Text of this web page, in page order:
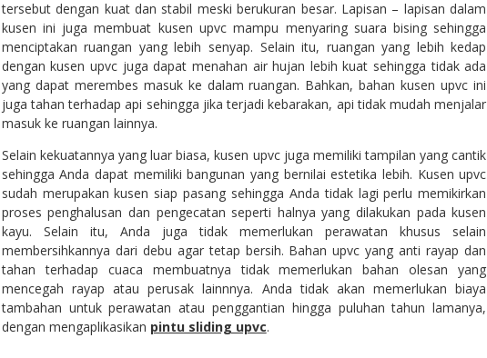
tersebut dengan kuat dan stabil meski berukuran besar. Lapisan – lapisan dalam
kusen ini juga membuat kusen upvc mampu menyaring suara bising sehingga
menciptakan ruangan yang lebih senyap. Selain itu, ruangan yang lebih kedap
dengan kusen upvc juga dapat menahan air hujan lebih kuat sehingga tidak ada
yang dapat merembes masuk ke dalam ruangan. Bahkan, bahan kusen upvc ini
juga tahan terhadap api sehingga jika terjadi kebarakan, api tidak mudah menjalar
masuk ke ruangan lainnya.
Selain kekuatannya yang luar biasa, kusen upvc juga memiliki tampilan yang cantik
sehingga Anda dapat memiliki bangunan yang bernilai estetika lebih. Kusen upvc
sudah merupakan kusen siap pasang sehingga Anda tidak lagi perlu memikirkan
proses penghalusan dan pengecatan seperti halnya yang dilakukan pada kusen
kayu. Selain itu, Anda juga tidak memerlukan perawatan khusus selain
membersihkannya dari debu agar tetap bersih. Bahan upvc yang anti rayap dan
tahan terhadap cuaca membuatnya tidak memerlukan bahan olesan yang
mencegah rayap atau perusak lainnnya. Anda tidak akan memerlukan biaya
tambahan untuk perawatan atau penggantian hingga puluhan tahun lamanya,
dengan mengaplikasikan pintu sliding upvc.